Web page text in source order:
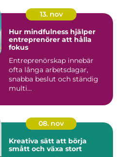
13. nov
Hur mindfulness hjälper
entreprenörer att hålla
fokus
Entreprenörskap innebär
ofta långa arbetsdagar,
snabba beslut och ständig
multi...
08. nov
Kreativa sätt att börja
smått och växa stort